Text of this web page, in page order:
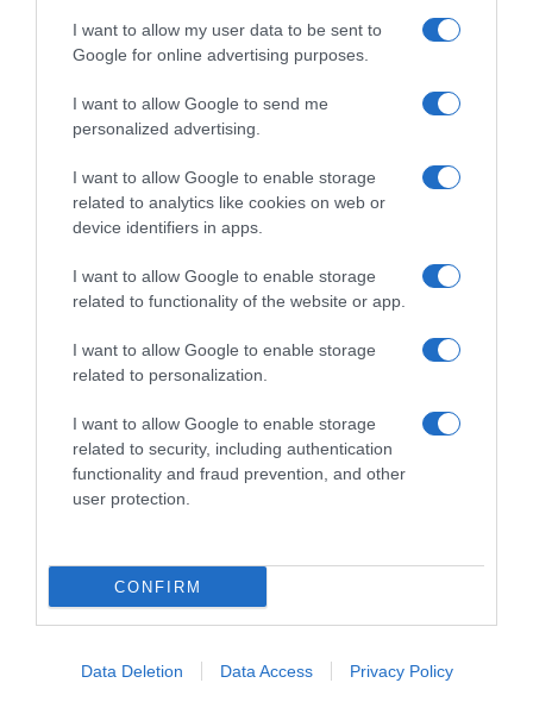
I want to allow my user data to be sent to
Google for online advertising purposes.
I want to allow Google to send me
personalized advertising.
I want to allow Google to enable storage
related to analytics like cookies on web or
device identifiers in apps.
I want to allow Google to enable storage
related to functionality of the website or app.
I want to allow Google to enable storage
related to personalization.
I want to allow Google to enable storage
related to security, including authentication
functionality and fraud prevention, and other
user protection.
CONFIRM
Data Deletion Data Access Privacy Policy